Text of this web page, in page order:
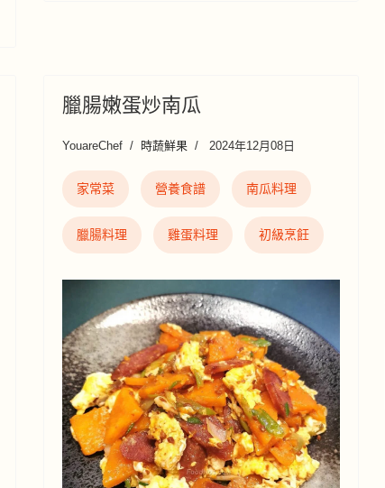
臘腸嫩蛋炒南瓜
YouareChef 時蔬鮮果 2024年12月08日
家常菜 營養食譜 南瓜料理
臘腸料理 雞蛋料理 初級烹飪